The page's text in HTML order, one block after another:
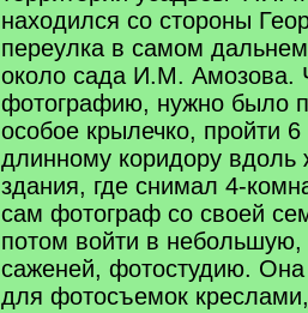
находился со стороны
переулка в самом
около сада И.М. Амозова.
фотографию, нужно было
особое крылечко, пройти
длинному коридору вдоль
здания, где снимал 4-
сам фотограф со своей
потом войти в небольшую,
саженей, фотостудию.
для фотосъемок